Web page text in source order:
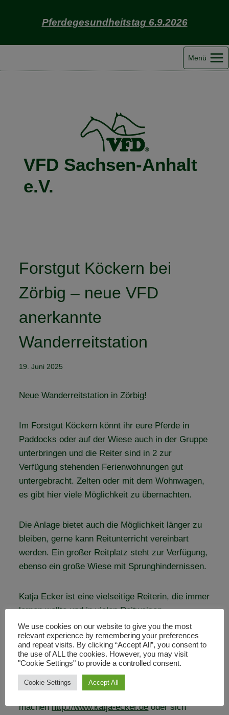
Pferdegesundheitstag 6.9.2026
Menü
VFD Sachsen-Anhalt
e.V.
Forstgut Köckern bei
Zörbig – neue VFD
anerkannte
Wanderreitstation
19. Juni 2025
Neue Wanderreitstation in Zörbig!
Im Forstgut Köckern könnt ihr eure Pferde in
Paddocks oder auf der Wiese auch in der Gruppe
unterbringen und die Reiter sind in 2 zur
Verfügung stehenden Ferienwohnungen gut
untergebracht. Zelten oder mit dem Wohnwagen,
es gibt hier viele Möglichkeit zu übernachten.
Die Anlage bietet auch die Möglichkeit länger zu
bleiben, gerne kann Reitunterricht vereinbart
werden. Ein großer Reitplatz steht zur Verfügung,
ebenso ein große Wiese mit Sprunghindernissen.
Katja Ecker ist eine vielseitige Reiterin, die immer
lernen wollte und in vielen Reitweisen
Weiterbildungen nutzte. Ihre Liebe gilt der
klassischen Dressur, als Schülerin von Herr von
Neindorff ist sie viele Jahre ausgebildet und
geprägt worden. Sie bietet Reitunterricht und
Beritt in der klassischen Dressur. Wer sich dafür
interessiert kann sich hier schlau
machenhttp://www.katja-ecker.deoder sich
We use cookies on our website to give you the most
relevant experience by remembering your preferences
and repeat visits. By clicking “Accept All”, you consent to
the use of ALL the cookies. However, you may visit
"Cookie Settings" to provide a controlled consent.
Cookie Settings Accept All